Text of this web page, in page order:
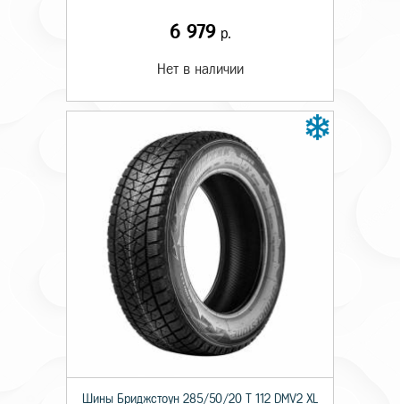
6 979р.
Нет в наличии
Шины Бриджстоун 285/50/20 T 112 DMV2 XL